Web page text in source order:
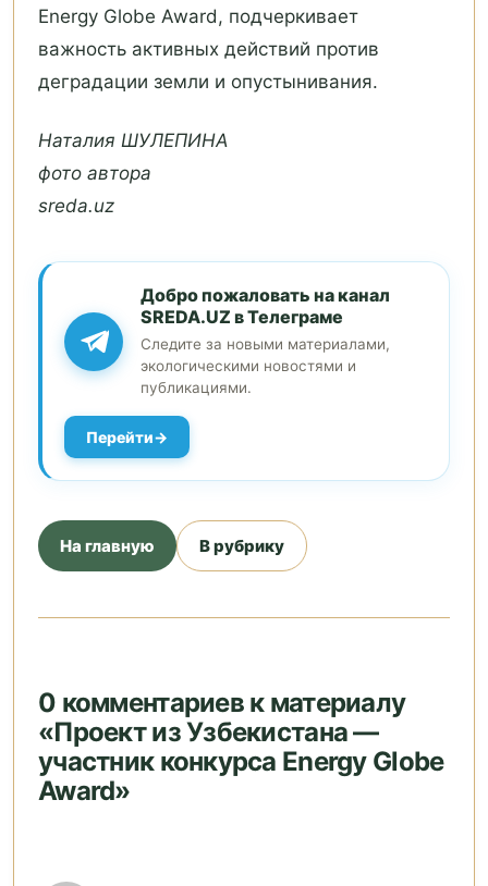
Energy Globe Award, подчеркивает
важность активных действий против
деградации земли и опустынивания.
Наталия ШУЛЕПИНА
фото автора
sreda.uz
Добро пожаловать на канал
SREDA.UZ в Телеграме
Следите за новыми материалами,
экологическими новостями и
публикациями.
Перейти
На главную В рубрику
0 комментариев к материалу
«Проект из Узбекистана —
участник конкурса Energy Globe
Award»